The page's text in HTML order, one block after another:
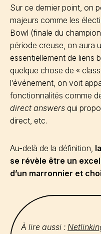
Sur ce dernier point, on
majeurs comme les
Bowl (finale du
période creuse, on aura
essentiellement de liens
quelque chose de «
l’événement, on voit
fonctionnalités comme
direct answers qui
direct, etc.
Au-delà de la définition,
se révèle être un
d’un marronnier et
À lire aussi :